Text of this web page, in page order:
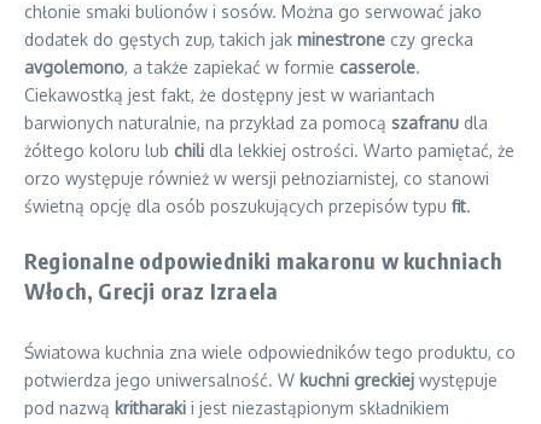
chłonie smaki bulionów i sosów. Można go serwować jako
dodatek do gęstych zup, takich jak minestrone czy grecka
avgolemono, a także zapiekać w formie casserole.
Ciekawostką jest fakt, że dostępny jest w wariantach
barwionych naturalnie, na przykład za pomocą szafranu dla
żółtego koloru lub chili dla lekkiej ostrości. Warto pamiętać, że
orzo występuje również w wersji pełnoziarnistej, co stanowi
świetną opcję dla osób poszukujących przepisów typu fit.
Regionalne odpowiedniki makaronu w kuchniach
Włoch, Grecji oraz Izraela
Światowa kuchnia zna wiele odpowiedników tego produktu, co
potwierdza jego uniwersalność. W kuchni greckiej występuje
pod nazwą kritharaki i jest niezastąpionym składnikiem